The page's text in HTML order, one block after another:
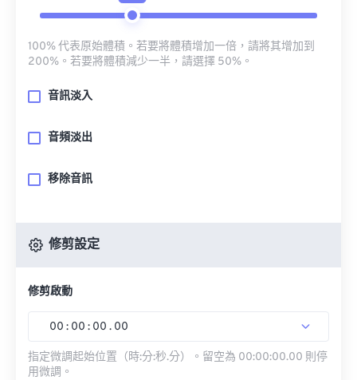
100% 代表原始體積。若要將體積增加一倍，請將其增加到
200%。若要將體積減少一半，請選擇 50%。
音訊淡入
音頻淡出
移除音訊
修剪設定
修剪啟動
00 : 00 : 00 . 00
指定微調起始位置（時:分:秒.分）。留空為 00:00:00.00 則停
用微調。